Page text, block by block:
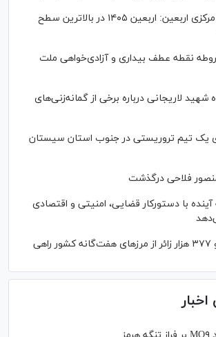
رییس ستاد مرکزی اربعین: اربعین ۱۴۰۵ در بالاترین سطح
نقطه عطف بیداری و آزادی‌خواهی ملت
شهید لاریجانی درباره برخی از گمانه‌زنی‌های
یک تیم تروریستی در جنوب استان سیستان
منصور فلاحی درگذشت
با دستورکار قضایی، امنیتی و اقتصادی
سه میلیون و ۳۷۷ هزار زائر از مرز‌های هفت‌گانه کشور راهی
اخبار